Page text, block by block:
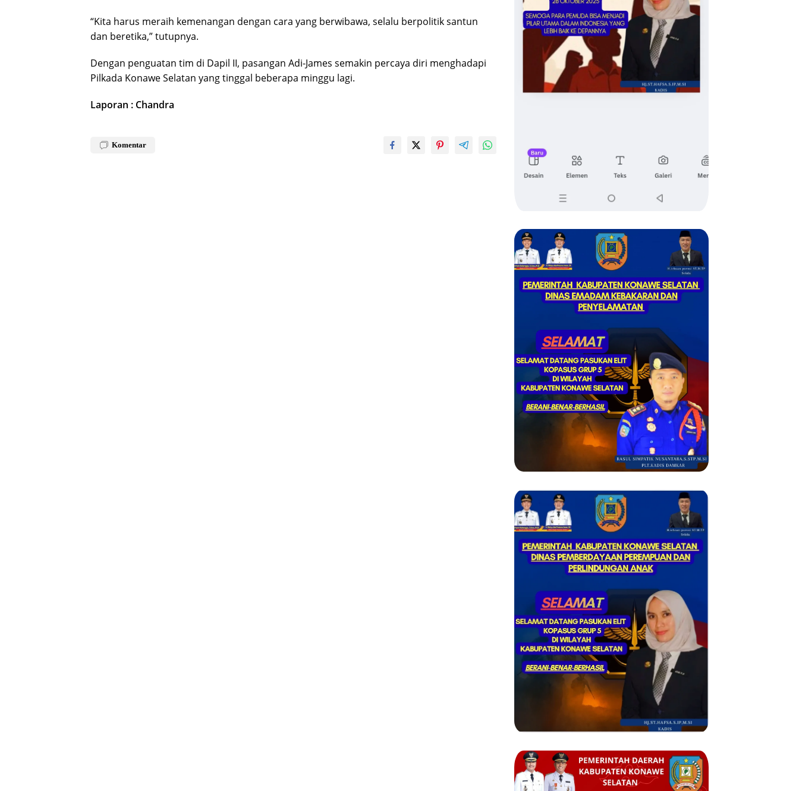
“Kita harus meraih kemenangan dengan cara yang berwibawa, selalu berpolitik santun
dan beretika,” tutupnya.
Dengan penguatan tim di Dapil II, pasangan Adi-James semakin percaya diri menghadapi
Pilkada Konawe Selatan yang tinggal beberapa minggu lagi.
Laporan : Chandra
Komentar